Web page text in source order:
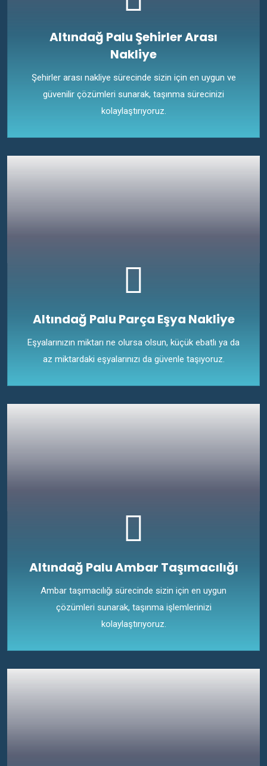
Altındağ Palu Şehirler Arası
Nakliye
Şehirler arası nakliye sürecinde sizin için en uygun ve
güvenilir çözümleri sunarak, taşınma sürecinizi
kolaylaştırıyoruz.
Altındağ Palu Parça Eşya Nakliye
Eşyalarınızın miktarı ne olursa olsun, küçük ebatlı ya da
az miktardaki eşyalarınızı da güvenle taşıyoruz.
Altındağ Palu Ambar Taşımacılığı
Ambar taşımacılığı sürecinde sizin için en uygun
çözümleri sunarak, taşınma işlemlerinizi
kolaylaştırıyoruz.